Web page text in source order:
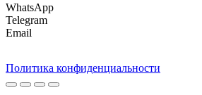
WhatsApp
Telegram
Email
Политика конфиденциальности